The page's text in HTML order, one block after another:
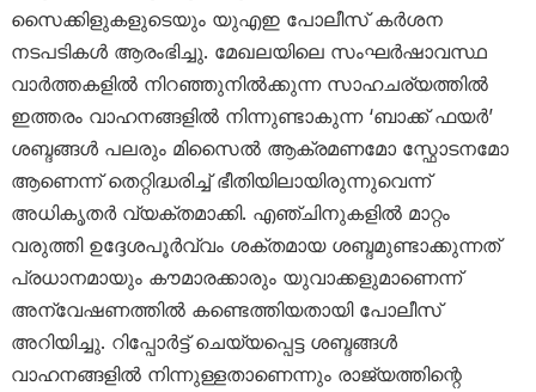
സൈക്കിളുകളുടെയും യുഎഇ പോലീസ് കർശന
നടപടികൾ ആരംഭിച്ചു. മേഖലയിലെ സംഘർഷാവസ്ഥ
വാർത്തകളിൽ നിറഞ്ഞുനിൽക്കുന്ന സാഹചര്യത്തിൽ
ഇത്തരം വാഹനങ്ങളിൽ നിന്നുണ്ടാകുന്ന ‘ബാക്ക് ഫയർ’
ശബ്ദങ്ങൾ പലരും മിസൈൽ ആക്രമണമോ സ്ഫോടനമോ
ആണെന്ന് തെറ്റിദ്ധരിച്ച് ഭീതിയിലായിരുന്നുവെന്ന്
അധികൃതർ വ്യക്തമാക്കി. എഞ്ചിനുകളിൽ മാറ്റം
വരുത്തി ഉദ്ദേശപൂർവ്വം ശക്തമായ ശബ്ദമുണ്ടാക്കുന്നത്
പ്രധാനമായും കൗമാരക്കാരും യുവാക്കളുമാണെന്ന്
അന്വേഷണത്തിൽ കണ്ടെത്തിയതായി പോലീസ്
അറിയിച്ചു. റിപ്പോർട്ട് ചെയ്യപ്പെട്ട ശബ്ദങ്ങൾ
വാഹനങ്ങളിൽ നിന്നുള്ളതാണെന്നും രാജ്യത്തിന്റെ